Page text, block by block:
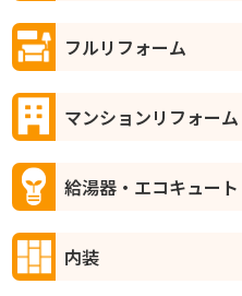
フルリフォーム
マンションリフォーム
給湯器・エコキュート
内装